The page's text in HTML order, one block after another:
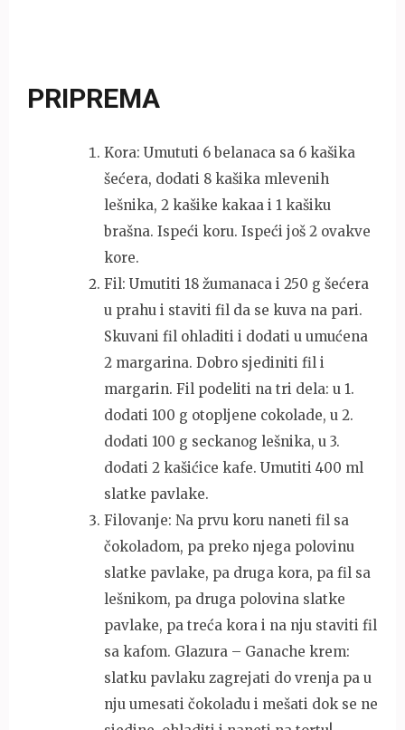
PRIPREMA
Kora: Umututi 6 belanaca sa 6 kašika
šećera, dodati 8 kašika mlevenih
lešnika, 2 kašike kakaa i 1 kašiku
brašna. Ispeći koru. Ispeći još 2 ovakve
kore.
Fil: Umutiti 18 žumanaca i 250 g šećera
u prahu i staviti fil da se kuva na pari.
Skuvani fil ohladiti i dodati u umućena
2 margarina. Dobro sjediniti fil i
margarin. Fil podeliti na tri dela: u 1.
dodati 100 g otopljene cokolade, u 2.
dodati 100 g seckanog lešnika, u 3.
dodati 2 kašićice kafe. Umutiti 400 ml
slatke pavlake.
Filovanje: Na prvu koru naneti fil sa
čokoladom, pa preko njega polovinu
slatke pavlake, pa druga kora, pa fil sa
lešnikom, pa druga polovina slatke
pavlake, pa treća kora i na nju staviti fil
sa kafom. Glazura – Ganache krem:
slatku pavlaku zagrejati do vrenja pa u
nju umesati čokoladu i mešati dok se ne